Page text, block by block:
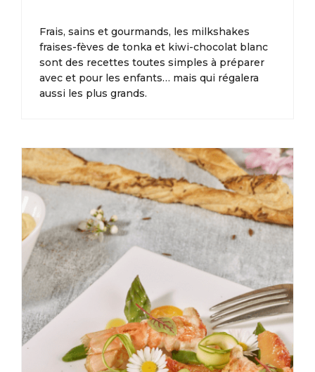
Frais, sains et gourmands, les milkshakes
fraises-fèves de tonka et kiwi-chocolat blanc
sont des recettes toutes simples à préparer
avec et pour les enfants… mais qui régalera
aussi les plus grands.